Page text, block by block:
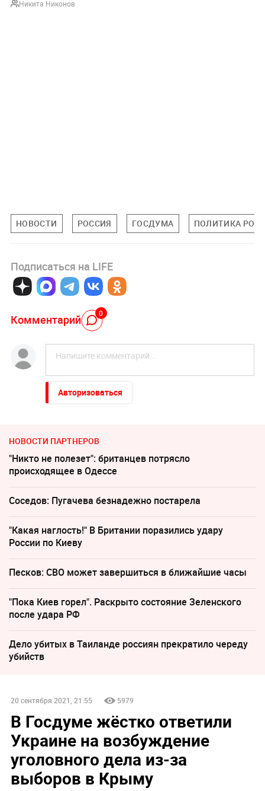
Никита Никонов
НОВОСТИ РОССИЯ ГОСДУМА ПОЛИТИКА
Подписаться на LIFE
Комментарий 0
Авторизоваться
НОВОСТИ ПАРТНЕРОВ
"Никто не полезет": британцев потрясло
происходящее в Одессе
Соседов: Пугачева безнадежно постарела
"Какая наглость!" В Британии поразились удару
России по Киеву
Песков: СВО может завершиться в ближайшие часы
"Пока Киев горел". Раскрыто состояние Зеленского
после удара РФ
Дело убитых в Таиланде россиян прекратило череду
убийств
20 сентября 2021, 21:55 5979
В Госдуме жёстко ответили
Украине на возбуждение
уголовного дела из-за
выборов в Крыму